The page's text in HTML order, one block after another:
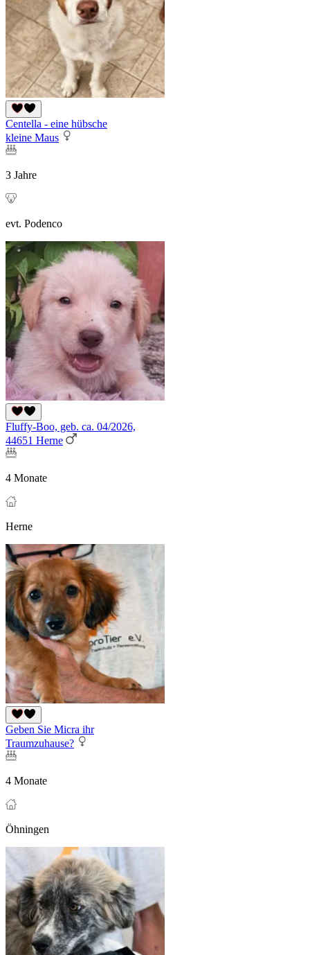
Centella - eine hübsche
kleine Maus
3 Jahre
evt. Podenco
Fluffy-Boo, geb. ca. 04/2026,
44651 Herne
4 Monate
Herne
Geben Sie Micra ihr
Traumzuhause?
4 Monate
Öhningen